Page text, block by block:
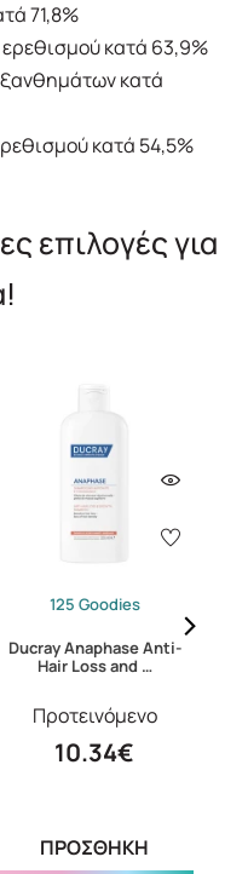
71,8%
κατά 63,9%
κατά
κατά 54,5%
επιλογές για
125 Goodies
Ducray Anaphase Anti-
Hair Loss and …
Προτεινόμενο
10.34€
ΠΡΟΣΘΗΚΗ